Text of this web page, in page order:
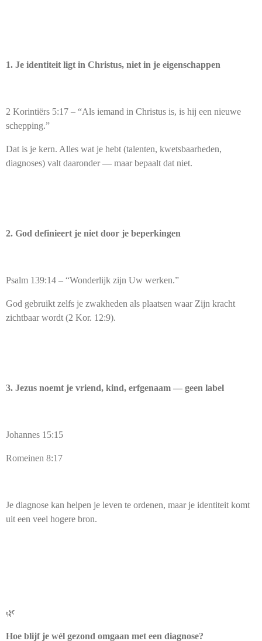
1. Je identiteit ligt in Christus, niet in je eigenschappen
2 Korintiërs 5:17 – “Als iemand in Christus is, is hij een nieuwe
schepping.”
Dat is je kern. Alles wat je hebt (talenten, kwetsbaarheden,
diagnoses) valt daaronder — maar bepaalt dat niet.
2. God definieert je niet door je beperkingen
Psalm 139:14 – “Wonderlijk zijn Uw werken.”
God gebruikt zelfs je zwakheden als plaatsen waar Zijn kracht
zichtbaar wordt (2 Kor. 12:9).
3. Jezus noemt je vriend, kind, erfgenaam — geen label
Johannes 15:15
Romeinen 8:17
Je diagnose kan helpen je leven te ordenen, maar je identiteit komt
uit een veel hogere bron.
🌿
Hoe blijf je wél gezond omgaan met een diagnose?